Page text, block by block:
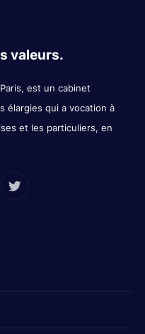
valeurs.
est un cabinet
élargies qui a vocation à
et les particuliers, en